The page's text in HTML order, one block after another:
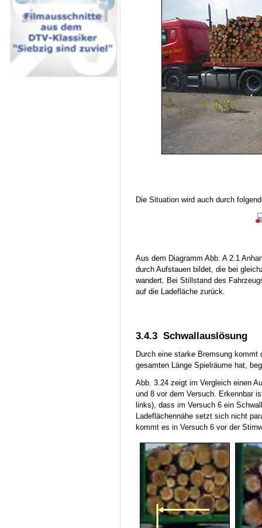
Die Situation wird auch durch
Aus dem Diagramm Abb. A 2.1
durch Aufstauen bildet, die bei
wandert. Bei Stillstand des
auf die Ladefläche zurück.
3.4.3 Schwallauslösung
Durch eine starke Bremsung kommt
gesamten Länge Spielräume hat,
Abb. 3.24 zeigt im Vergleich einen
und 8 vor dem Versuch. Erkennbar
links), dass im Versuch 6 ein
Ladeflächennähe setzt sich nicht
kommt es in Versuch 6 vor der